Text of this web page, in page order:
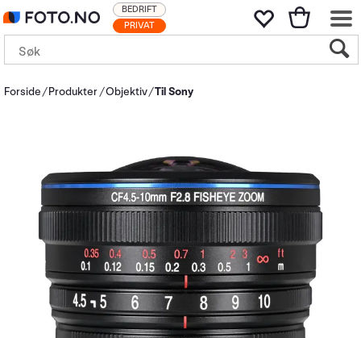
PRIVAT
BEDRIFT
Forside Produkter Objektiv Til Sony